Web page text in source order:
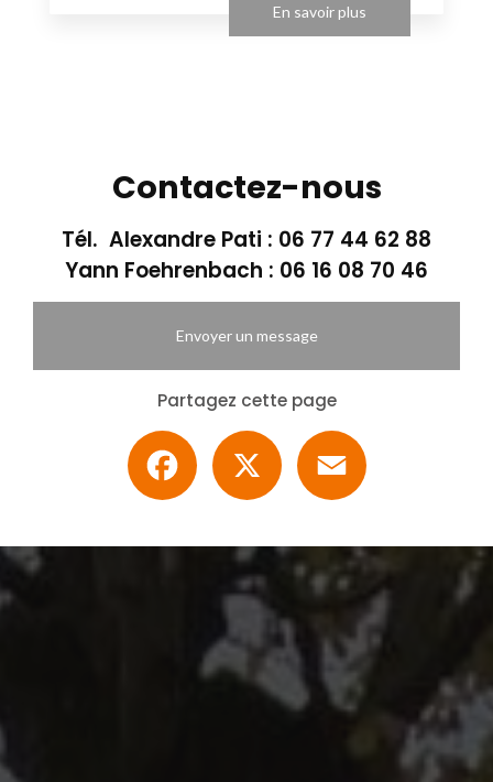
En savoir plus
Contactez-nous
Tél. Alexandre Pati : 06 77 44 62 88
Yann Foehrenbach : 06 16 08 70 46
Envoyer un message
Partagez cette page
Facebook